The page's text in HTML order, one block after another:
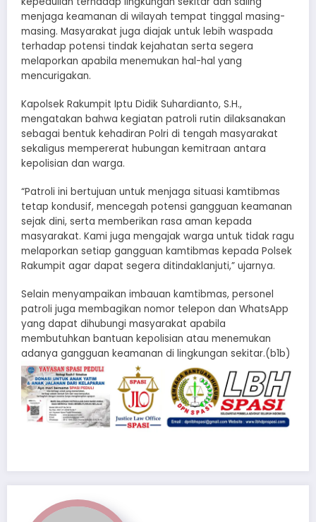
menjaga keamanan di wilayah tempat tinggal masing-
masing. Masyarakat juga diajak untuk lebih waspada
terhadap potensi tindak kejahatan serta segera
melaporkan apabila menemukan hal-hal yang
mencurigakan.
Kapolsek Rakumpit Iptu Didik Suhardianto, S.H.,
mengatakan bahwa kegiatan patroli rutin dilaksanakan
sebagai bentuk kehadiran Polri di tengah masyarakat
sekaligus mempererat hubungan kemitraan antara
kepolisian dan warga.
“Patroli ini bertujuan untuk menjaga situasi kamtibmas
tetap kondusif, mencegah potensi gangguan keamanan
sejak dini, serta memberikan rasa aman kepada
masyarakat. Kami juga mengajak warga untuk tidak ragu
melaporkan setiap gangguan kamtibmas kepada Polsek
Rakumpit agar dapat segera ditindaklanjuti,” ujarnya.
Selain menyampaikan imbauan kamtibmas, personel
patroli juga membagikan nomor telepon dan WhatsApp
yang dapat dihubungi masyarakat apabila
membutuhkan bantuan kepolisian atau menemukan
adanya gangguan keamanan di lingkungan sekitar.(b1b)